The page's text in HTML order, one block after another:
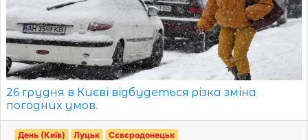
26 грудня в Києві відбудеться різка зміна
погодних умов.
День (Київ) Луцьк Сєвєродонецьк